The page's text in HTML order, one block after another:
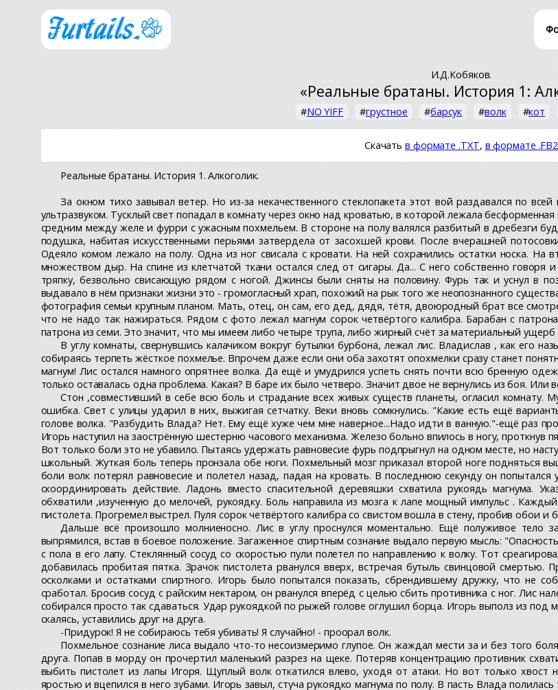
И.Д.Кобяков.
«Реальные братаны. История 1:
#NO YIFF #грустное #барсук #волк #кот
Скачатьв формате .TXT, в формате .FB2
Реальные братаны. История 1. Алкоголик.
За окном тихо завывал ветер. Но из-за некачественного стеклопакета этот вой раздавался по
ультразвуком. Тусклый свет попадал в комнату через окно над кроватью, в которой лежала
средним между желе и фурри с ужасным похмельем. В стороне на полу валялся разбитый в дребезги
подушка, набитая искусственными перьями затвердела от засохшей крови. После вчерашней
Одеяло комом лежало на полу. Одна из ног свисала с кровати. На ней сохранились остатки носка. На
множеством дыр. На спине из клетчатой ткани остался след от сигары. Да... С него собственно говоря
тряпку, безвольно свисающую рядом с ногой. Джинсы были сняты на половину. Фурь так и уснул в
выдавало в нём признаки жизни это - громогласный храп, похожий на рык того же неопознанного
фотография семьи крупным планом. Мать, отец, он сам, его дед, дядя, тётя, двоюродный брат все
что не надо так нажираться. Рядом с фото лежал магнум сорок четвёртого калибра. Барабан с
патрона из семи. Это значит, что мы имеем либо четыре трупа, либо жирный счёт за материальный ущерб
В углу комнаты, свернувшись калачиком вокруг бутылки бурбона, лежал лис. Владислав , как его
собираясь терпеть жёсткое похмелье. Впрочем даже если они оба захотят опохмелки сразу станет
магнум! Лис остался намного опрятнее волка. Да ещё и умудрился успеть снять почти всю бренную
только оставалась одна проблема. Какая? В баре их было четверо. Значит двое не вернулись из боя. Или
Стон ,совместивший в себе всю боль и страдание всех живых существ планеты, огласил комнату.
ошибка. Свет с улицы ударил в них, выжигая сетчатку. Веки вновь сомкнулись. "Какие есть ещё
голове волка. "Разбудить Влада? Нет. Ему ещё хуже чем мне наверное...Надо идти в ванную."-ещё раз
Игорь наступил на заострённую шестерню часового механизма. Железо больно впилось в ногу, проткнув
Вот только боли это не убавило. Пытаясь удержать равновесие фурь подпрыгнул на одном месте, но
школьный. Жуткая боль теперь пронзала обе ноги. Похмельный мозг приказал второй ноге подняться
боли волк потерял равновесие и полетел назад, падая на кровать. В последнюю секунду он
скоординировать действие. Ладонь вместо спасительной деревяшки схватила рукоядь магнума.
обхватили ,изученную до мелочей, рукоядку. Боль направила из мозга к лапе мощный импульс .
пистолета. Прогремел выстрел. Пуля сорок четвёртого калибра со свистом вошла в стену, пробив обои и
Дальше всё произошло молниеносно. Лис в углу проснулся моментально. Ещё полуживое тело
выпрямился, встав в боевое положение. Загаженное спиртным сознание выдало первую мысль:
с пола в его лапу. Стеклянный сосуд со скоростью пули полетел по направлению к волку. Тот
добавилась пробитая пятка. Зрачок пистолета рванулся вверх, встречая бутыль свинцовой
осколками и остатками спиртного. Игорь было попытался показать, сбрендившему дружку, что не
сработал. Бросив сосуд с райским нектаром, он рванулся вперёд с целью сбить противника с ног. Лис
собирался просто так сдаваться. Удар рукоядкой по рыжей голове оглушил борца. Игорь выполз из под
скалясь, уставились друг на друга.
-Придурок! Я не собираюсь тебя убивать! Я случайно! - проорал волк.
Похмельное сознание лиса выдало что-то несоизмеримо глупое. Он жаждал мести за и без того
друга. Попав в морду он прочертил маленький разрез на щеке. Потеряв концентрацию противник
выбить пистолет из лапы Игоря. Щуплый волк откатился влево, уходя от атаки. Но вот только хвост
яростью и вцепился в него зубами. Игорь завыл, стуча рукоядко магнума по полу. В пасть Влада